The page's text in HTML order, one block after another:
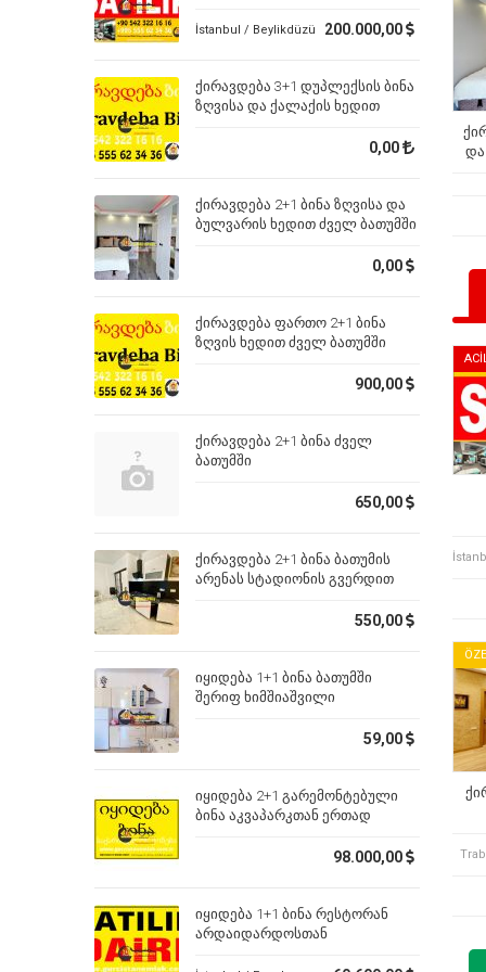
İstanbul / Beylikdüzü 200.000,00
ქირავდება 3+1 დუპლექსის ბინა
ზღვისა და ქალაქის ხედით
0,00
ქირავდება 2+1 ბინა ზღვისა და
ბულვარის ხედით ძველ ბათუმში
0,00
ქირავდება ფართო 2+1 ბინა
ზღვის ხედით ძველ ბათუმში
900,00
ქირავდება 2+1 ბინა ძველ
ბათუმში
650,00
ქირავდება 2+1 ბინა ბათუმის
არენას სტადიონის გვერდით
550,00
იყიდება 1+1 ბინა ბათუმში
შერიფ ხიმშიაშვილი
59,00
იყიდება 2+1 გარემონტებული
ბინა აკვაპარკთან ერთად
98.000,00
იყიდება 1+1 ბინა რესტორან
არდაიდარდოსთან
და